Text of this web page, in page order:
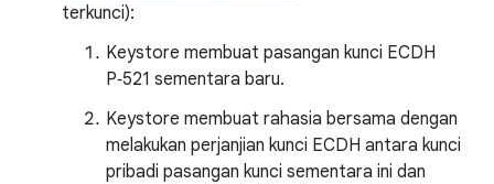
terkunci):
Keystore membuat pasangan kunci ECDH
P‑521 sementara baru.
Keystore membuat rahasia bersama dengan
melakukan perjanjian kunci ECDH antara kunci
pribadi pasangan kunci sementara ini dan